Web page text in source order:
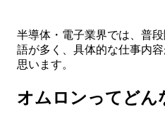
半導体・電子業界では、普
語が多く、具体的な仕事内
思います。
オムロンってどん